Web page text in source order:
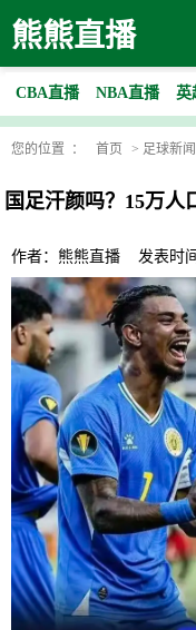
熊熊直播
CBA直播 NBA直播 英
您的位置 ： 首页 > 足球新闻
国足汗颜吗？15万人
作者：熊熊直播 发表时